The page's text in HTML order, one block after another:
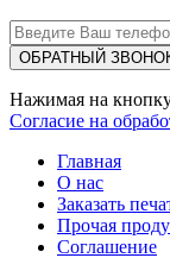
Нажимая на
Согласие на
Главная
О нас
Заказать
Прочая
Соглашение